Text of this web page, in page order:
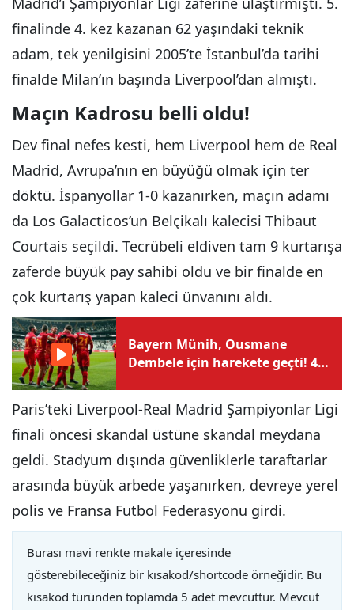
finalinde 4. kez kazanan 62 yaşındaki teknik
adam, tek yenilgisini 2005’te İstanbul’da tarihi
finalde Milan’ın başında Liverpool’dan almıştı.
Maçın Kadrosu belli oldu!
Dev final nefes kesti, hem Liverpool hem de Real
Madrid, Avrupa’nın en büyüğü olmak için ter
döktü. İspanyollar 1-0 kazanırken, maçın adamı
da Los Galacticos’un Belçikalı kalecisi Thibaut
Courtais seçildi. Tecrübeli eldiven tam 9 kurtarışa
zaferde büyük pay sahibi oldu ve bir finalde en
çok kurtarış yapan kaleci ünvanını aldı.
Bayern Münih, Ousmane
Dembele için harekete geçti! 4
Paris’teki Liverpool-Real Madrid Şampiyonlar Ligi
finali öncesi skandal üstüne skandal meydana
geldi. Stadyum dışında güvenliklerle taraftarlar
arasında büyük arbede yaşanırken, devreye yerel
polis ve Fransa Futbol Federasyonu girdi.
Burası mavi renkte makale içeresinde
gösterebileceğiniz bir kısakod/shortcode örneğidir. Bu
kısakod türünden toplamda 5 adet mevcuttur. Mevcut